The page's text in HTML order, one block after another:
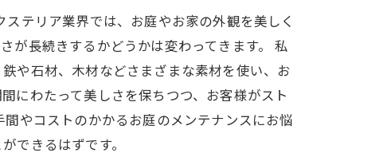
テリア業界では、お庭やお家の外観を美しく
が長続きするかどうかは変わってきます。 私
や石材、木材などさまざまな素材を使い、お
にわたって美しさを保ちつつ、お客様がスト
やコストのかかるお庭のメンテナンスにお悩
できるはずです。